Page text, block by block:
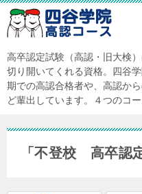
高卒認定試験（高認・旧大検
切り開いてくれる資格。四谷
期での高認合格者や、高認か
ど輩出しています。４つのコ
「不登校 高卒認